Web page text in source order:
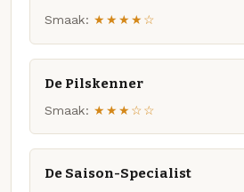
Smaak: ★★★★☆
De Pilskenner
Smaak: ★★★☆☆
De Saison-Specialist